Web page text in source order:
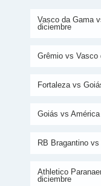
Vasco da Gama
diciembre
Grêmio vs Vasco
Fortaleza vs
Goiás vs
RB Bragantino
Athletico
diciembre